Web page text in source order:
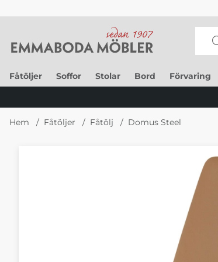
Fåtöljer Soffor Stolar Bord Förvaring
Hem Fåtöljer Fåtölj Domus Steel